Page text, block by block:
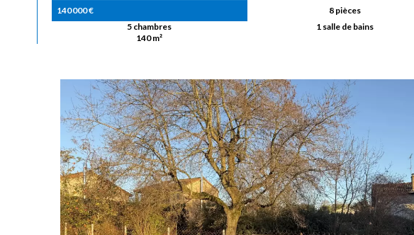
140 000 €
8 pièces
5 chambres
1 salle de bains
140 m²